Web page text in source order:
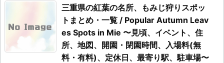
三重県の紅葉の名所、もみじ狩りスポッ
トまとめ・一覧 / Popular Autumn Leav
es Spots in Mie 〜見頃、イベント、住
所、地図、開園・閉園時間、入場料(無
料・有料)、定休日、最寄り駅、駐車場〜